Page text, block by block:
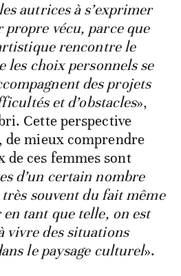
autrices à s’exprimer
propre vécu, parce que
rencontre le
les choix personnels se
des projets
et d’obstacles»,
Cette perspective
de mieux comprendre
de ces femmes sont
d’un certain nombre
très souvent du fait même
en tant que telle, on est
vivre des situations
le paysage culturel».